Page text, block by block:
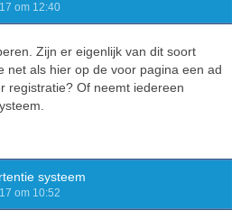
om 12:40
Zijn er eigenlijk van dit soort
net als hier op de voor pagina een ad
registratie? Of neemt iedereen
systeem
om 10:52